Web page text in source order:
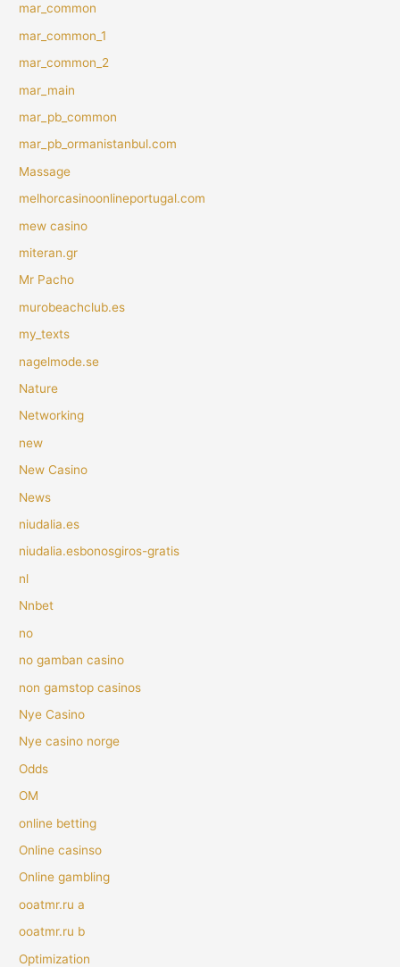
mar_common
mar_common_1
mar_common_2
mar_main
mar_pb_common
mar_pb_ormanistanbul.com
Massage
melhorcasinoonlineportugal.com
mew casino
miteran.gr
Mr Pacho
murobeachclub.es
my_texts
nagelmode.se
Nature
Networking
new
New Casino
News
niudalia.es
niudalia.esbonosgiros-gratis
nl
Nnbet
no
no gamban casino
non gamstop casinos
Nye Casino
Nye casino norge
Odds
OM
online betting
Online casinso
Online gambling
ooatmr.ru a
ooatmr.ru b
Optimization